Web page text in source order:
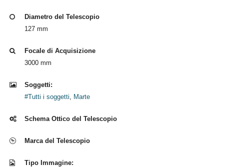
Diametro del Telescopio
127 mm
Focale di Acquisizione
3000 mm
Soggetti:
#Tutti i soggetti, Marte
Schema Ottico del Telescopio
Marca del Telescopio
Tipo Immagine: